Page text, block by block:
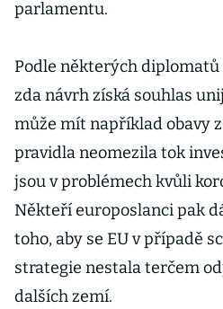
parlamentu.
Podle některých diplomatů
zda návrh získá souhlas
může mít například obavy
pravidla neomezila tok
jsou v problémech kvůli
Někteří europoslanci pak
toho, aby se EU v případě
strategie nestala terčem
dalších zemí.